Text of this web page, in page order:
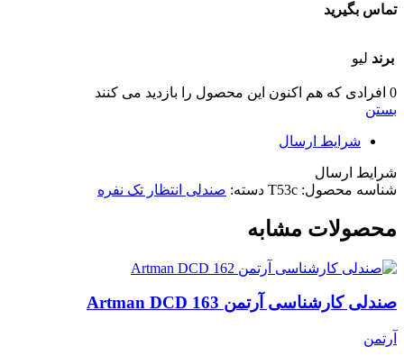
تماس بگیرید
برند لیو
0 افرادی که هم اکنون این محصول را بازدید می کنند
بستن
شرایط ارسال
شرایط ارسال
شناسه محصول: T53c دسته: صندلی انتظار تک نفره
محصولات مشابه
صندلی کارشناسی آرتمن Artman DCD 163
آرتمن